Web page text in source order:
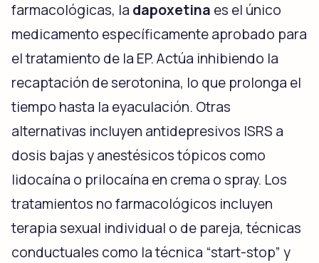
farmacológicas, la dapoxetina es el único
medicamento específicamente aprobado para
el tratamiento de la EP. Actúa inhibiendo la
recaptación de serotonina, lo que prolonga el
tiempo hasta la eyaculación. Otras
alternativas incluyen antidepresivos ISRS a
dosis bajas y anestésicos tópicos como
lidocaína o prilocaína en crema o spray. Los
tratamientos no farmacológicos incluyen
terapia sexual individual o de pareja, técnicas
conductuales como la técnica “start-stop” y